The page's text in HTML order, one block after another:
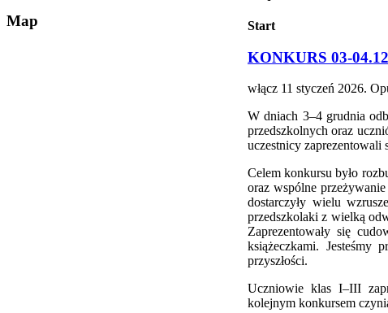
Start
KONKURS 03-
włącz 11 styczeń 2026.
W dniach 3–4 grudnia
przedszkolnych oraz
uczestnicy zaprezentowali
Celem konkursu było
oraz wspólne
dostarczyły wielu
przedszkolaki z wielką
Zaprezentowały się
książeczkami. Jesteśmy
przyszłości.
Uczniowie klas I–III
kolejnym konkursem
Map